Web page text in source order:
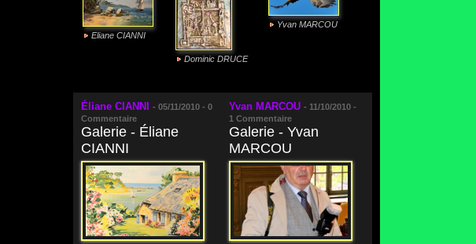
Eliane CIANNI
Dominic DRUCE
Yvan MARCOU
Éliane CIANNI - 05/11/2010 - 0
Commentaire
Galerie - Éliane
CIANNI
Yvan MARCOU - 11/10/2010 -
1 Commentaire
Galerie - Yvan
MARCOU